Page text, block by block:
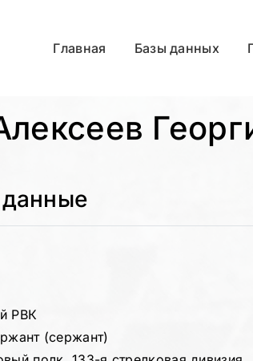
Главная Базы данных
РВК
(сержант)